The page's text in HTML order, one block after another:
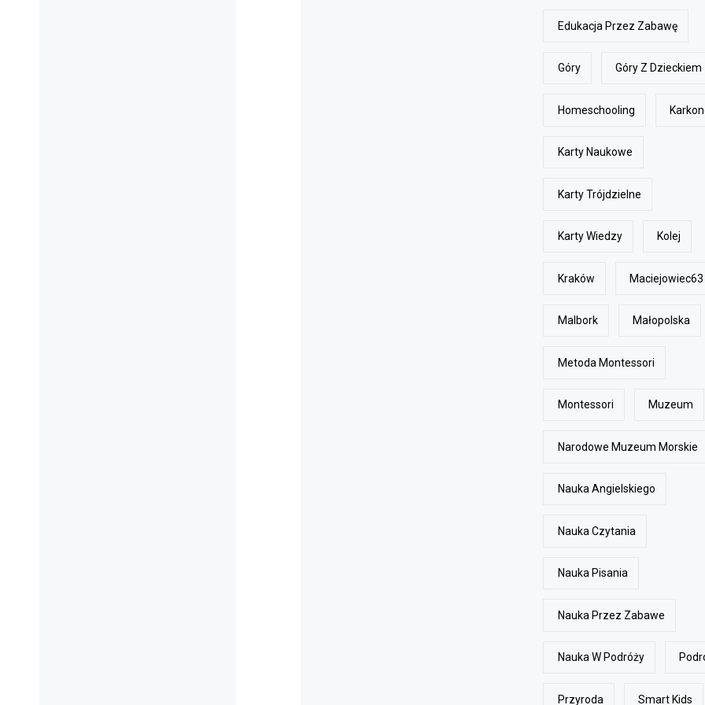
Edukacja Przez Zabawę
Góry Góry Z Dzieckiem
Homeschooling
Karty Naukowe
Karty Trójdzielne
Karty Wiedzy Kolej
Kraków Maciejowiec63
Malbork Małopolska
Metoda Montessori
Montessori Muzeum
Narodowe Muzeum Morskie
Nauka Angielskiego
Nauka Czytania
Nauka Pisania
Nauka Przez Zabawe
Nauka W Podróży
Przyroda Smart Kids